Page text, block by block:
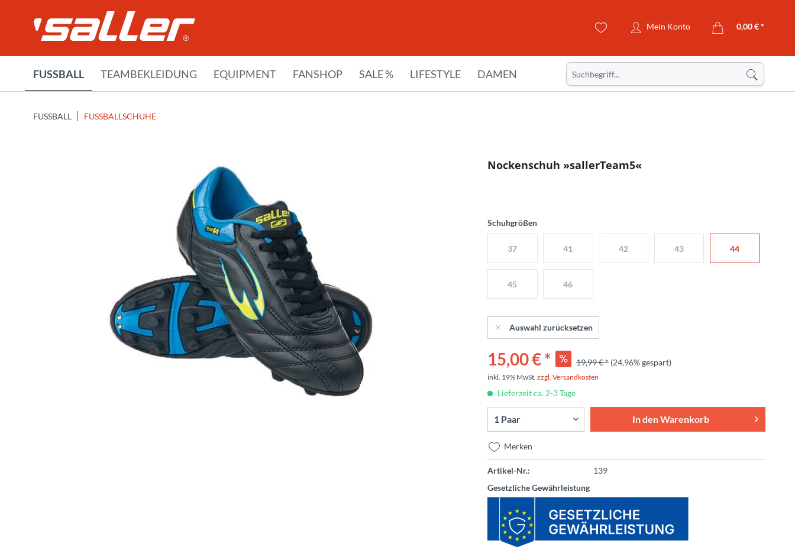
Mein Konto 0,00 € *
FUSSBALL TEAMBEKLEIDUNG EQUIPMENT FANSHOP SALE % LIFESTYLE DAMEN
FUSSBALL FUSSBALLSCHUHE
Nockenschuh »sallerTeam5«
Schuhgrößen
37 41 42 43 44
45 46
Auswahl zurücksetzen
15,00 € * 19,99 € * (24,96% gespart)
inkl. 19% MwSt. zzgl. Versandkosten
Lieferzeit ca. 2-3 Tage
In denWarenkorb
Merken
Artikel-Nr.:
139
Gesetzliche Gewährleistung